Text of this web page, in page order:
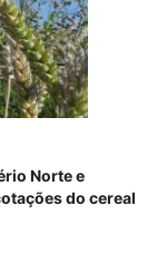
Norte e
do cereal